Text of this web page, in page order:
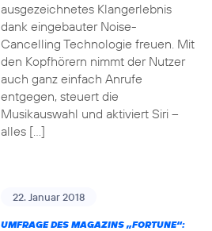
ausgezeichnetes Klangerlebnis
dank eingebauter Noise-
Cancelling Technologie freuen. Mit
den Kopfhörern nimmt der Nutzer
auch ganz einfach Anrufe
entgegen, steuert die
Musikauswahl und aktiviert Siri –
alles […]
22. Januar 2018
UMFRAGE DES MAGAZINS „FORTUNE“: